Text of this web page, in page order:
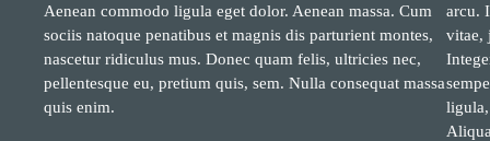
Aenean commodo ligula eget dolor. Aenean massa. Cum
sociis natoque penatibus et magnis dis parturient montes,
nascetur ridiculus mus. Donec quam felis, ultricies nec,
pellentesque eu, pretium quis, sem. Nulla consequat massa
quis enim.
arcu.
vitae,